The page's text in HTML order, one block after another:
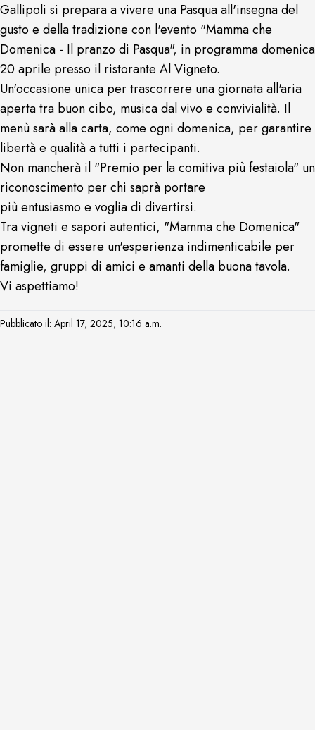
Gallipoli si prepara a vivere una Pasqua all'insegna del
gusto e della tradizione con l'evento "Mamma che
Domenica - Il pranzo di Pasqua", in programma domenica
20 aprile presso il ristorante Al Vigneto.
Un'occasione unica per trascorrere una giornata all'aria
aperta tra buon cibo, musica dal vivo e convivialità. Il
menù sarà alla carta, come ogni domenica, per garantire
libertà e qualità a tutti i partecipanti.
Non mancherà il "Premio per la comitiva più festaiola" un
riconoscimento per chi saprà portare
più entusiasmo e voglia di divertirsi.
Tra vigneti e sapori autentici, "Mamma che Domenica"
promette di essere un'esperienza indimenticabile per
famiglie, gruppi di amici e amanti della buona tavola.
Vi aspettiamo!
Pubblicato il: April 17, 2025, 10:16 a.m.